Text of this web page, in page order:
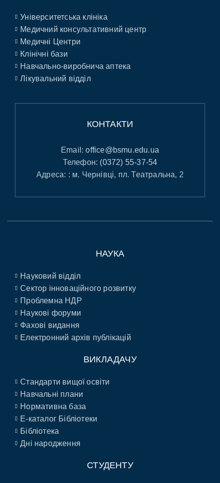
Університетська клініка
Медичний консультативний центр
Медичні Центри
Клінічні бази
Навчально-виробнича аптека
Лікувальний відділ
КОНТАКТИ
Email:office@bsmu.edu.ua
Телефон: (0372) 55-37-54
Адреса: : м. Чернівці, пл. Театральна, 2
НАУКА
Науковий відділ
Сектор інноваційного розвитку
Проблемна НДР
Наукові форуми
Фахові видання
Електронний архів публікацій
ВИКЛАДАЧУ
Стандарти вищої освіти
Навчальні плани
Нормативна база
E-каталог Бібліотеки
Бібліотека
Дні народження
СТУДЕНТУ